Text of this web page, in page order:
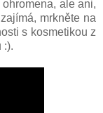
ale ani,
mrkněte na
s kosmetikou z
:).